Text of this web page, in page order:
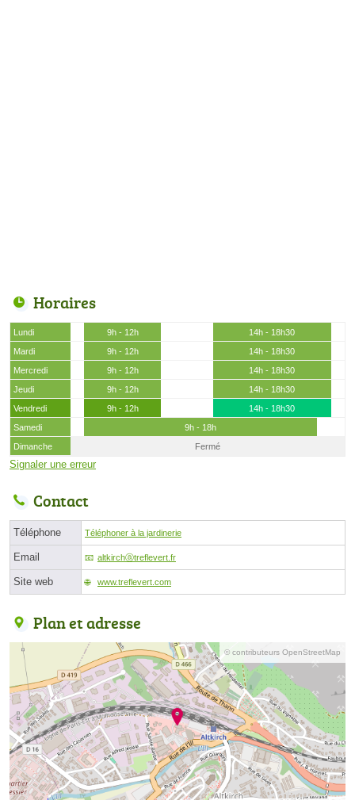
Horaires
Lundi 9h - 12h
14h - 18h30
Mardi
9h - 12h
14h - 18h30
Mercredi
9h - 12h
14h - 18h30
Jeudi
9h - 12h
14h - 18h30
Vendredi
9h - 12h
14h - 18h30
Samedi
9h - 18h
Dimanche
Fermé
Signaler une erreur
Contact
Téléphone Téléphoner à la jardinerie
Email altkirchⓐtreflevert.fr
Site web www.treflevert.com
Plan et adresse
© contributeurs OpenStreetMap